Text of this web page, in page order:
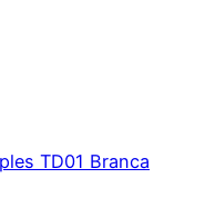
TD01 Branca